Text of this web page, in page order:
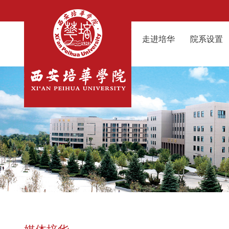
走进培华 院系设置